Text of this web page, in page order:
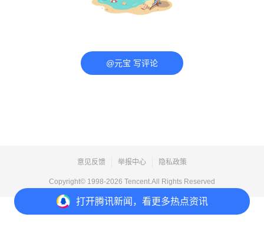
打开腾讯新闻，看更多热点资讯
@元宝 写评论
意见反馈 举报中心 隐私政策
Copyright© 1998-2026 Tencent.All Rights Reserved